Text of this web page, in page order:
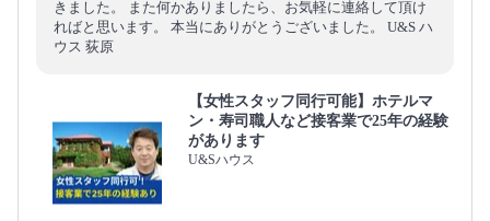
きました。 また何かありましたら、お気軽に連絡して頂け
ればと思います。 本当にありがとうございました。 U&S ハ
ウス 荻原
【女性スタッフ同行可能】ホテルマ
ン・寿司職人など接客業で25年の経験
があります
U&Sハウス